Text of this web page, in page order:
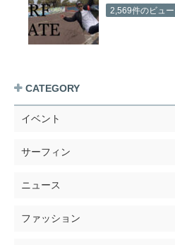
2,569件のビュー
CATEGORY
イベント
サーフィン
ニュース
ファッション